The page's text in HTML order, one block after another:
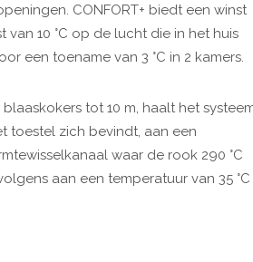
CONFORT+ biedt een winst
van 10 °C op de lucht die in het huis
een toename van 3 °C in 2 kamers.
tot 10 m, haalt het
toestel zich bevindt, aan een
waar de rook 290 °C
aan een temperatuur van 35 °C